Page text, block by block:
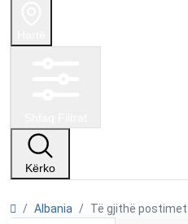
Kërko
Albania Të gjithë